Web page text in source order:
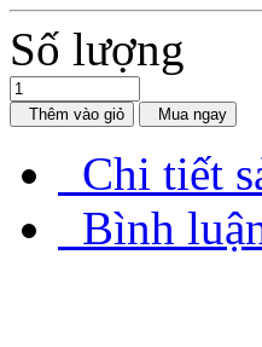
Số lượng
Thêm vào giỏ Mua ngay
Chi tiết
Bình